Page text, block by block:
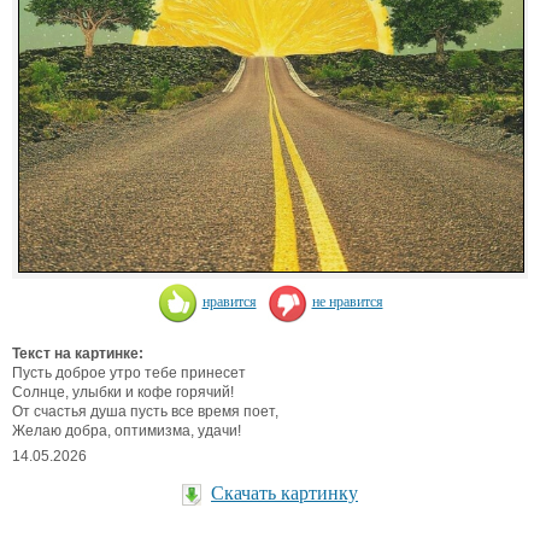
нравится не нравится
Текст на картинке:
Пусть доброе утро тебе принесет
Солнце, улыбки и кофе горячий!
От счастья душа пусть все время поет,
Желаю добра, оптимизма, удачи!
14.05.2026
Скачать картинку